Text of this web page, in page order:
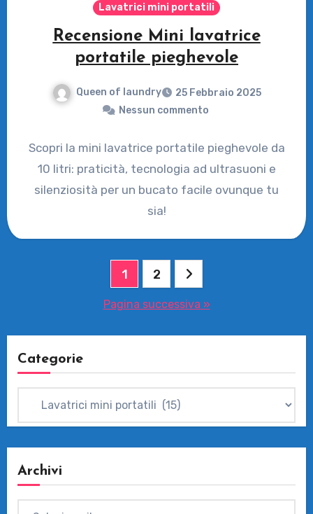
Lavatrici mini portatili
Recensione Mini lavatrice
portatile pieghevole
Queen of laundry
25 Febbraio 2025
Nessun commento
Scopri la mini lavatrice portatile pieghevole da
10 litri: praticità, tecnologia ad ultrasuoni e
silenziosità per un bucato facile ovunque tu
sia!
Paginazione
articoli
1 2
Pagina successiva »
Categorie
Archivi